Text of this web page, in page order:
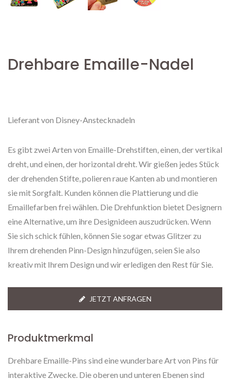
Drehbare Emaille-Nadel
Lieferant von Disney-Anstecknadeln
Es gibt zwei Arten von Emaille-Drehstiften, einen, der vertikal
dreht, und einen, der horizontal dreht. Wir gießen jedes Stück
der drehenden Stifte, polieren raue Kanten ab und montieren
sie mit Sorgfalt. Kunden können die Plattierung und die
Emaillefarben frei wählen. Die Drehfunktion bietet Designern
eine Alternative, um ihre Designideen auszudrücken. Wenn
Sie sich schick fühlen, können Sie sogar etwas Glitzer zu
Ihrem drehenden Pinn-Design hinzufügen, seien Sie also
kreativ mit Ihrem Design und wir erledigen den Rest für Sie.
JETZT ANFRAGEN
Produktmerkmal
Drehbare Emaille-Pins sind eine wunderbare Art von Pins für
interaktive Zwecke. Die oberen und unteren Ebenen sind